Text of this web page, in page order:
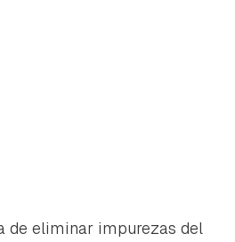
de eliminar impurezas del